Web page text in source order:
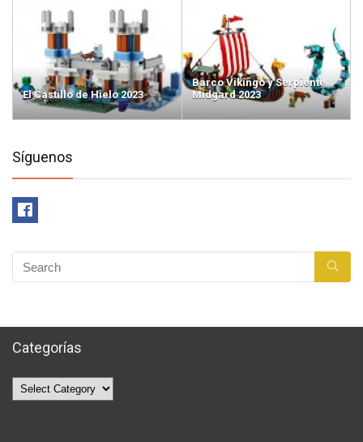
El Castillo de Hielo 2023
Barco Vikingo y Serpiente
Midgard 2023
Síguenos
Categorías
Categorías